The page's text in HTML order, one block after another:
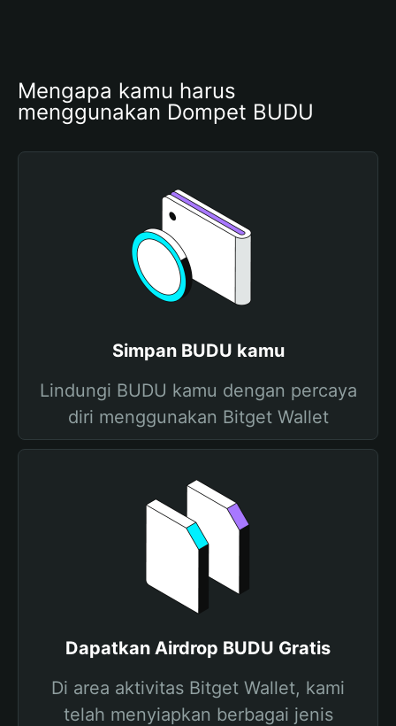
Mengapa kamu harus
menggunakan Dompet BUDU
Simpan BUDU kamu
Lindungi BUDU kamu dengan percaya
diri menggunakan Bitget Wallet
Dapatkan Airdrop BUDU Gratis
Di area aktivitas Bitget Wallet, kami
telah menyiapkan berbagai jenis